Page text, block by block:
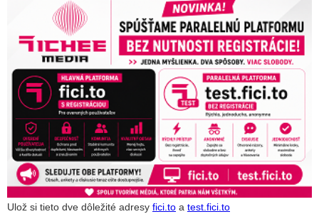
Ulož si tieto dve dôležité adresy fici.to a test.fici.to